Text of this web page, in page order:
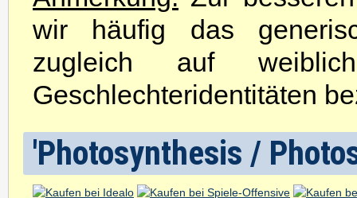
wir häufig das
zugleich auf
Geschlechteridentitäten
'Photosynthesis /